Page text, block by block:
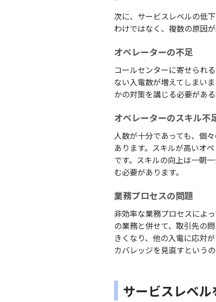
次に、サービスレベルの低
わけではなく、複数の原因
オペレーターの不足
コールセンターに寄せられ
ない入電数が増えてしまい
かの対策を講じる必要がある
オペレーターのスキル不
人数が十分であっても、個
あります。スキルが高いオ
です。スキルの向上は一朝
む必要があります。
業務プロセスの問題
非効率な業務プロセスによ
の業務と併せて、取引先の
きくなり、他の入電に応対
カバレッジを見直すというの
サービスレベ